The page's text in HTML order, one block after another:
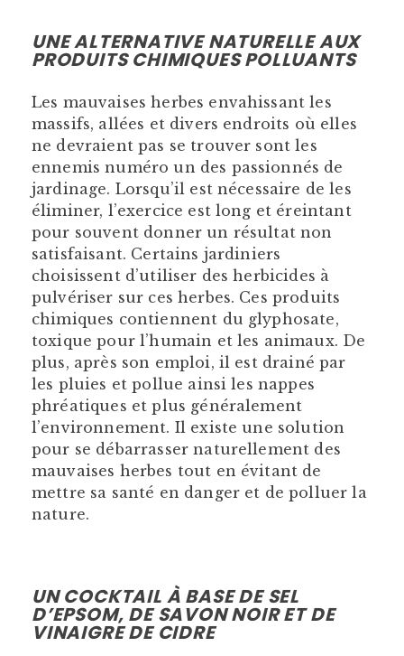
UNE ALTERNATIVE NATURELLE AUX
PRODUITS CHIMIQUES POLLUANTS
Les mauvaises herbes envahissant les
massifs, allées et divers endroits où elles
ne devraient pas se trouver sont les
ennemis numéro un des passionnés de
jardinage. Lorsqu’il est nécessaire de les
éliminer, l’exercice est long et éreintant
pour souvent donner un résultat non
satisfaisant. Certains jardiniers
choisissent d’utiliser des herbicides à
pulvériser sur ces herbes. Ces produits
chimiques contiennent du glyphosate,
toxique pour l’humain et les animaux. De
plus, après son emploi, il est drainé par
les pluies et pollue ainsi les nappes
phréatiques et plus généralement
l’environnement. Il existe une solution
pour se débarrasser naturellement des
mauvaises herbes tout en évitant de
mettre sa santé en danger et de polluer la
nature.
UN COCKTAIL À BASE DE SEL
D’EPSOM, DE SAVON NOIR ET DE
VINAIGRE DE CIDRE